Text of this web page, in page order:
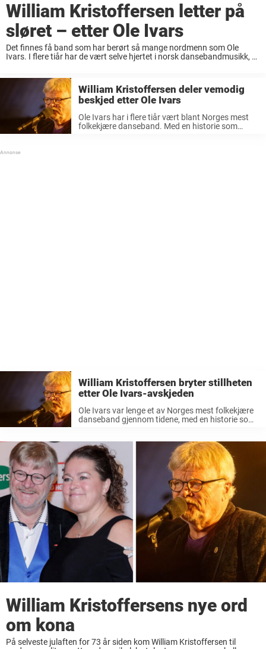
William Kristoffersen letter på
sløret – etter Ole Ivars
Det finnes få band som har berørt så mange nordmenn som Ole
Ivars. I flere tiår har de vært selve hjertet i norsk dansebandmusikk, et
William Kristoffersen deler vemodig
beskjed etter Ole Ivars
Ole Ivars har i flere tiår vært blant Norges mest
folkekjære danseband. Med en historie som
William Kristoffersen bryter stillheten
etter Ole Ivars-avskjeden
Ole Ivars var lenge et av Norges mest folkekjære
danseband gjennom tidene, med en historie som
har de levert slagere ...
William Kristoffersens nye ord
om kona
På selveste julaften for 73 år siden kom William Kristoffersen til